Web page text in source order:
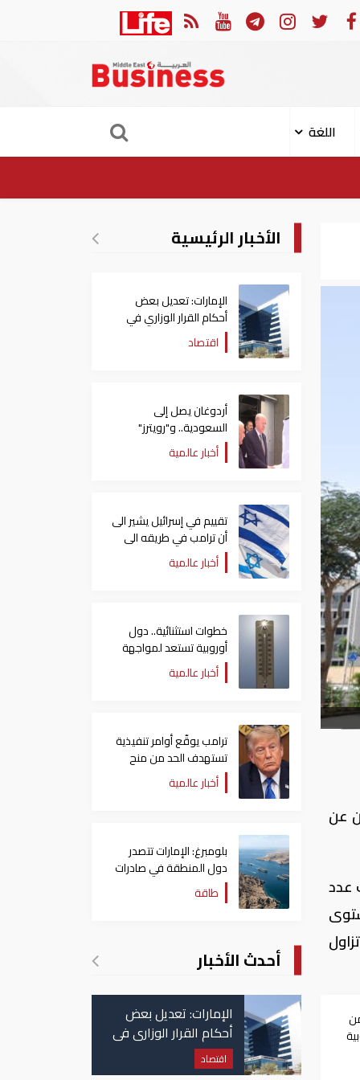
تقييم في إسرائيل يشير الى أن ترامب في طريقه الى إبرام اتفاق مع إيران
اللغة
عن
عدد
الأخبار الرئيسية
الإمارات: تعديل بعض
أحكام القرار الوزاري في
شأن الضريبة على الشركات
والأعمال
اقتصاد
أردوغان يصل إلى
السعودية.. و"رويترز"
تكشف تفاصيل الاتفاق
المرتقب
أخبار عالمية
تقييم في إسرائيل يشير الى
أن ترامب في طريقه الى
إبرام اتفاق مع إيران
أخبار عالمية
خطوات استثنائية.. دول
أوروبية تستعد لمواجهة
موجة حر غير مسبوقة
أخبار عالمية
ترامب يوقّع أوامر تنفيذية
تستهدف الحد من منح
الجنسية الأمريكية بالولادة
أخبار عالمية
بلومبرغ: الإمارات تتصدر
دول المنطقة في صادرات
النفط عبر مضيق هرمز
طاقة
أحدث الأخبار
الإمارات: تعديل بعض
أحكام القرار الوزاري في
شأن الضريبة على
الشركات والأعمال
اقتصاد